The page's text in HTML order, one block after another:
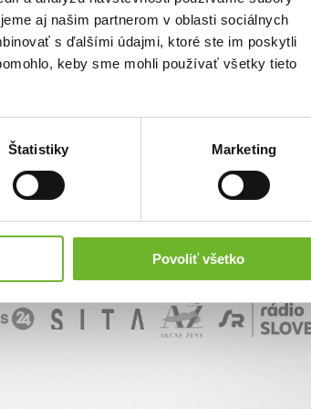
aj našim partnerom v oblasti sociálnych
s ďalšími údajmi, ktoré ste im poskytli
keby sme mohli používať všetky tieto
Štatistiky Marketing
Povoliť všetko